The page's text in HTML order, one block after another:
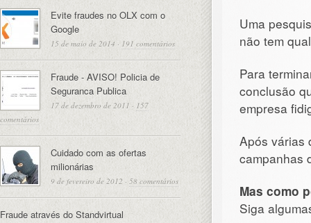
Uma
não tem
Para
conclusão
empresa
Após várias
campanhas
Mas como
Siga
Evite fraudes no OLX com o
Google
15 de maio de 2014 · 191 comentários
Fraude - AVISO! Policia de
Seguranca Publica
17 de dezembro de 2011 · 157
comentários
Cuidado com as ofertas
milionárias
9 de fevereiro de 2012 · 58 comentários
Fraude através do Standvirtual